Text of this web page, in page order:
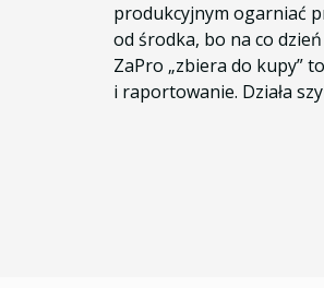
produkcyjnym ogarniać
od środka, bo na co
ZaPro „zbiera do kupy”
i raportowanie. Działa